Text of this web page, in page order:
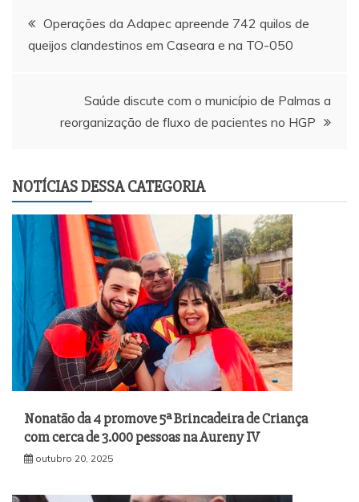
Navegação
de
Operações da Adapec apreende 742 quilos de
queijos clandestinos em Caseara e na TO-050
Saúde discute com o município de Palmas a
reorganização de fluxo de pacientes no HGP
NOTÍCIAS DESSA CATEGORIA
Nonatão da 4 promove 5ª Brincadeira de Criança
com cerca de 3.000 pessoas na Aureny IV
outubro 20, 2025